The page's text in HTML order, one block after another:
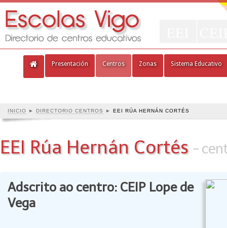
Presentación Centros Zonas Sistema Educativo
INICIO ► DIRECTORIO CENTROS ► EEI RÚA HERNÁN CORTÉS
EEI Rúa Hernán Cortés -
Adscrito ao centro: CEIP Lope de
Vega